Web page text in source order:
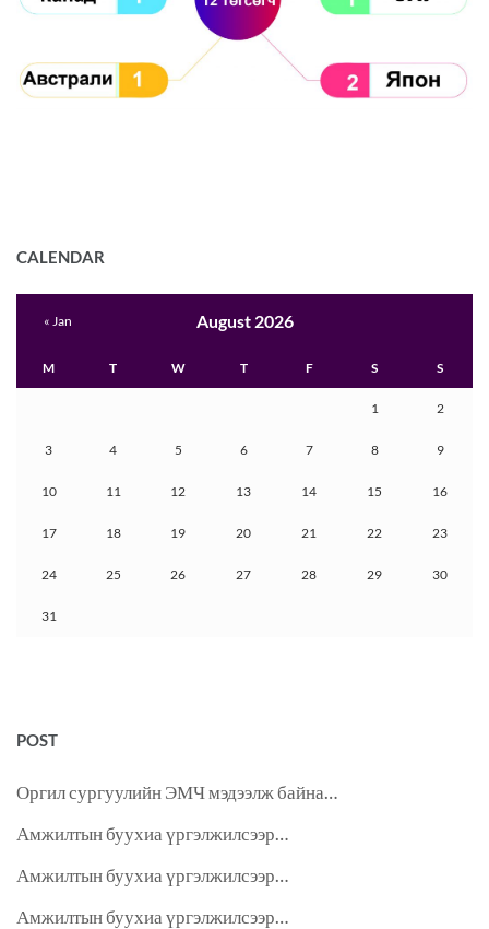
CALENDAR
August 2026
M T W T F S S
1 2
3 4 5 6 7 8 9
10 11 12 13 14 15 16
17 18 19 20 21 22 23
24 25 26 27 28 29 30
31
« Jan
POST
Оргил сургуулийн ЭМЧ мэдээлж байна…
Амжилтын буухиа үргэлжилсээр…
Амжилтын буухиа үргэлжилсээр…
Амжилтын буухиа үргэлжилсээр…